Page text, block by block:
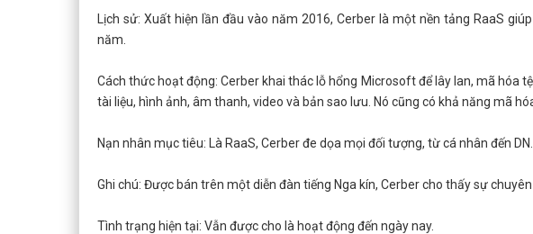
Lịch sử: Xuất hiện lần đầu vào năm 2016, Cerber là một nền tảng RaaS
năm.
Cách thức hoạt động: Cerber khai thác lỗ hổng Microsoft để lây lan, mã hóa
tài liệu, hình ảnh, âm thanh, video và bản sao lưu. Nó cũng có khả năng mã
Nạn nhân mục tiêu: Là RaaS, Cerber đe dọa mọi đối tượng, từ cá nhân đến DN.
Ghi chú: Được bán trên một diễn đàn tiếng Nga kín, Cerber cho thấy sự
Tình trạng hiện tại: Vẫn được cho là hoạt động đến ngày nay.